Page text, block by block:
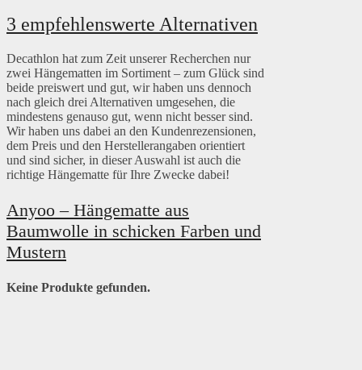
3 empfehlenswerte Alternativen
Decathlon hat zum Zeit unserer Recherchen nur
zwei Hängematten im Sortiment – zum Glück sind
beide preiswert und gut, wir haben uns dennoch
nach gleich drei Alternativen umgesehen, die
mindestens genauso gut, wenn nicht besser sind.
Wir haben uns dabei an den Kundenrezensionen,
dem Preis und den Herstellerangaben orientiert
und sind sicher, in dieser Auswahl ist auch die
richtige Hängematte für Ihre Zwecke dabei!
Anyoo – Hängematte aus
Baumwolle in schicken Farben und
Mustern
Keine Produkte gefunden.